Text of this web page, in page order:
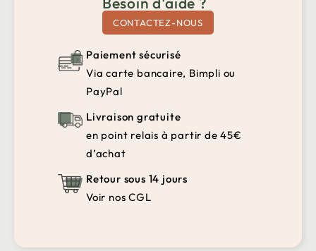
CONTACTEZ-NOUS
Paiement sécurisé
Via carte bancaire, Bimpli ou
PayPal
Livraison gratuite
en point relais à partir de 45€
d’achat
Retour sous 14 jours
Voir nos CGL